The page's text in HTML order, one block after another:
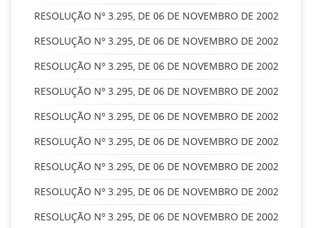
RESOLUÇÃO Nº 3.295, DE 06 DE NOVEMBRO DE 2002
RESOLUÇÃO Nº 3.295, DE 06 DE NOVEMBRO DE 2002
RESOLUÇÃO Nº 3.295, DE 06 DE NOVEMBRO DE 2002
RESOLUÇÃO Nº 3.295, DE 06 DE NOVEMBRO DE 2002
RESOLUÇÃO Nº 3.295, DE 06 DE NOVEMBRO DE 2002
RESOLUÇÃO Nº 3.295, DE 06 DE NOVEMBRO DE 2002
RESOLUÇÃO Nº 3.295, DE 06 DE NOVEMBRO DE 2002
RESOLUÇÃO Nº 3.295, DE 06 DE NOVEMBRO DE 2002
RESOLUÇÃO Nº 3.295, DE 06 DE NOVEMBRO DE 2002